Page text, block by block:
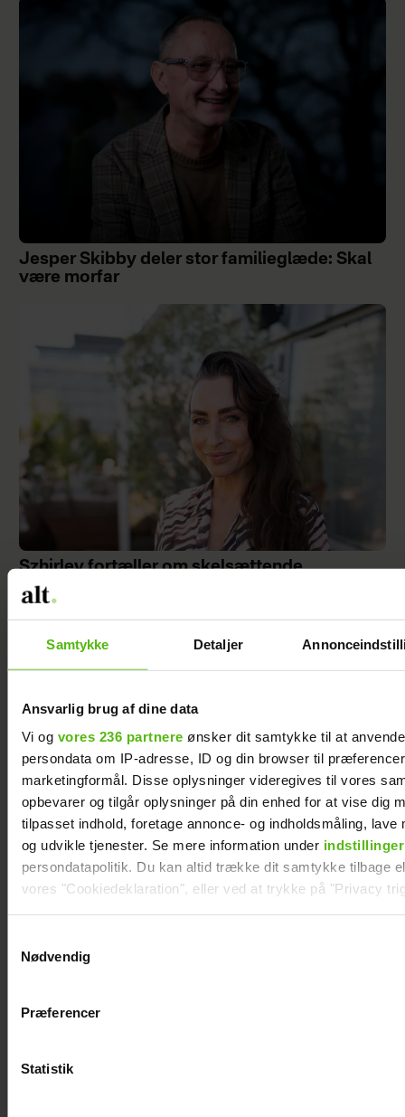
Samtykke Detaljer
Ansvarlig brug af dine data
Vi og vores 236 partnere ønsker dit samtykke til at
persondata om IP-adresse, ID og din browser til
marketingformål. Disse oplysninger videregives til vores
opbevarer og tilgår oplysninger på din enhed for at vise dig
tilpasset indhold, foretage annonce- og indholdsmåling, lave
og udvikle tjenester. Se mere information under indstillinger
persondatapolitik. Du kan altid trække dit samtykke tilbage
vores "Cookiedeklaration", eller ved at trykke på "Privacy
Vi anvender egne cookies og cookies fra tredjeparter til at
generere statistik og huske dine præferencer samt til brug
Nødvendig
Præferencer
Statistik
Jesper Skibby deler stor familieglæde: Skal
være morfar
Szhirley fortæller om skelsættende
oplevelse: Blev splittet fra sin far
"Årgang 0"-stjerne indlagt: Deler nyt efter
operationen